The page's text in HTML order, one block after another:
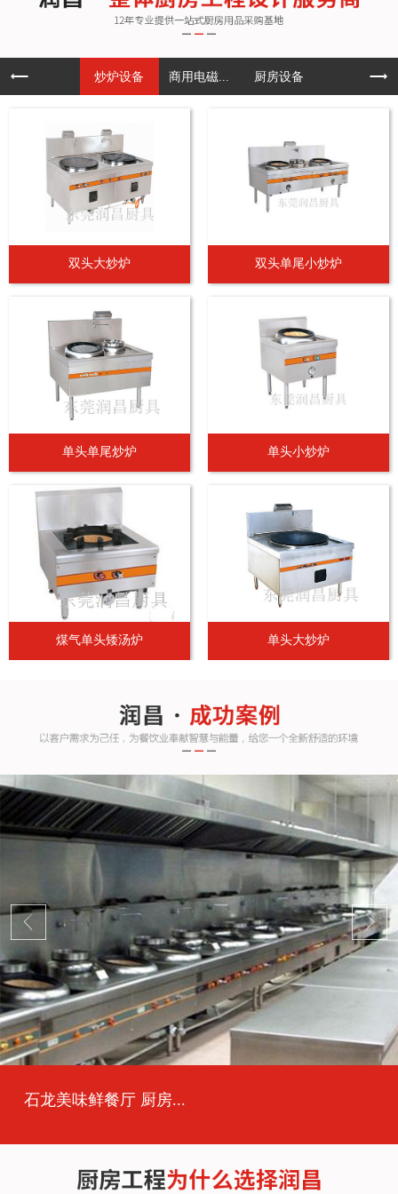
炒炉设备 商用电磁... 厨房设备
双头大炒炉 双头单尾小炒炉
单头单尾炒炉 单头小炒炉
煤气单头矮汤炉 单头大炒炉
石龙美味鲜餐厅 厨房...